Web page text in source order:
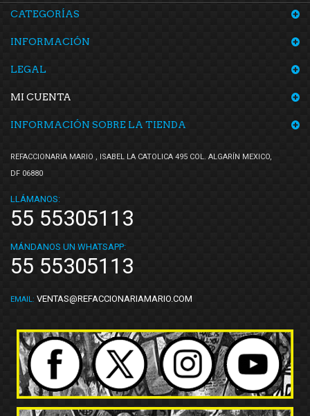
CATEGORÍAS
INFORMACIÓN
LEGAL
MI CUENTA
INFORMACIÓN SOBRE LA TIENDA
REFACCIONARIA MARIO , ISABEL LA CATOLICA 495 COL. ALGARÍN MEXICO,
DF 06880
LLÁMANOS:
55 55305113
MÁNDANOS UN WHATSAPP:
55 55305113
EMAIL: VENTAS@REFACCIONARIAMARIO.COM